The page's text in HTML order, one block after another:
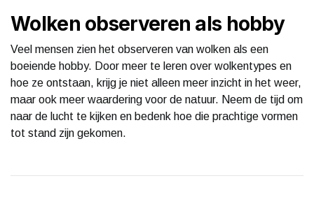
Wolken observeren als hobby
Veel mensen zien het observeren van wolken als een
boeiende hobby. Door meer te leren over wolkentypes en
hoe ze ontstaan, krijg je niet alleen meer inzicht in het weer,
maar ook meer waardering voor de natuur. Neem de tijd om
naar de lucht te kijken en bedenk hoe die prachtige vormen
tot stand zijn gekomen.